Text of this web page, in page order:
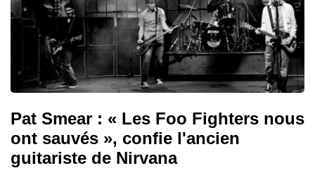
Pat Smear : « Les Foo Fighters nous
ont sauvés », confie l'ancien
guitariste de Nirvana